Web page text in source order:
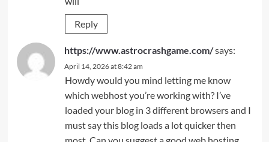
Reply
https://www.astrocrashgame.com/says:
April 14, 2026 at 8:42 am
Howdy would you mind letting me know
which webhost you’re working with? I’ve
loaded your blog in 3 different browsers and I
must say this blog loads a lot quicker then
most. Can you suggest a good web hosting